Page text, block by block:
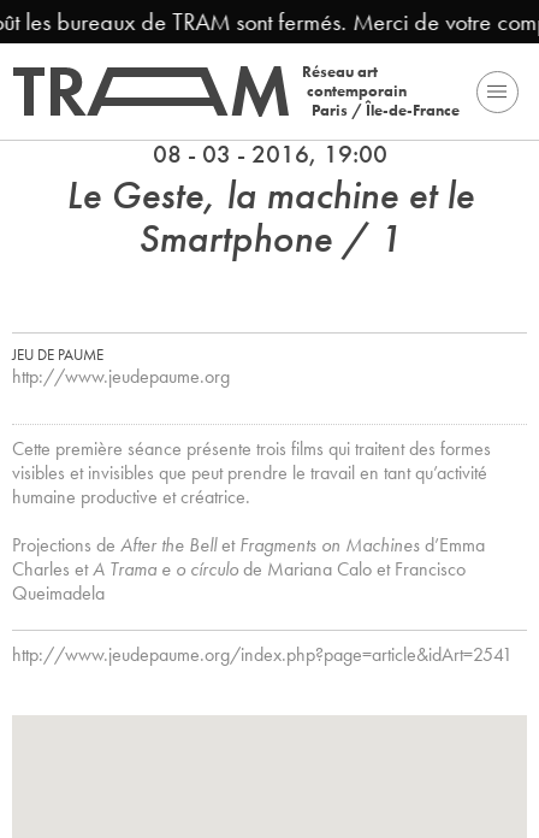
bureaux de TRAM sont fermés. Merci de votre
Réseau art
contemporain
Paris / Île-de-France
08 - 03 - 2016, 19:00
Le Geste, la machine et le
Smartphone / 1
JEU DE PAUME
http://www.jeudepaume.org
Cette première séance présente trois films qui traitent des formes
visibles et invisibles que peut prendre le travail en tant qu’activité
humaine productive et créatrice.
Projections de After the BelletFragments on Machinesd’Emma
Charles etA Trama e o círculode Mariana Calo et Francisco
Queimadela
http://www.jeudepaume.org/index.php?page=article&idArt=2541